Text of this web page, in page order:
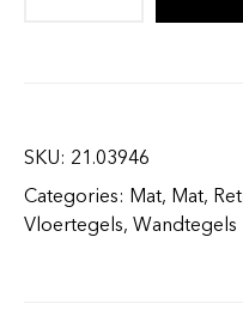
SKU: 21.03946
Categories: Mat, Mat,
Vloertegels, Wandtegels